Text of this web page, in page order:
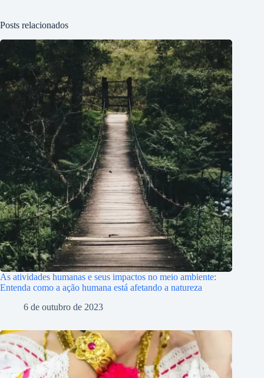
Posts relacionados
As atividades humanas e seus impactos no meio ambiente:
Entenda como a ação humana está afetando a natureza
6 de outubro de 2023